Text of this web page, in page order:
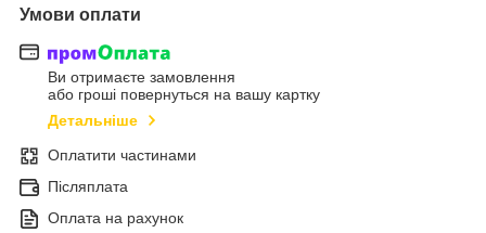
Умови оплати
Ви отримаєте замовлення
або гроші повернуться на вашу картку
Детальніше
Оплатити частинами
Післяплата
Оплата на рахунок